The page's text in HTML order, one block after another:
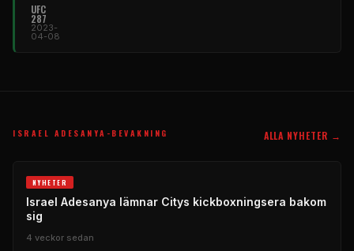
UFC
287
2023-
04-08
ISRAEL ADESANYA-BEVAKNING ALLA NYHETER →
NYHETER
Israel Adesanya lämnar Citys kickboxningsera bakom
sig
4 veckor sedan